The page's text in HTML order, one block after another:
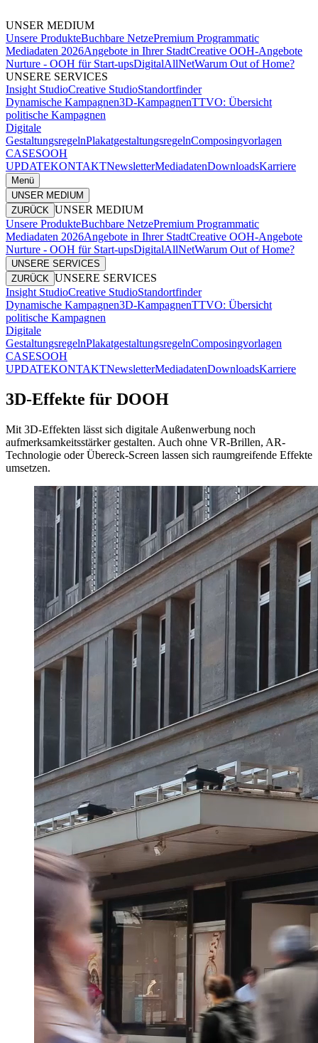
UNSER MEDIUM
Unsere ProdukteBuchbare NetzePremium Programmatic
Mediadaten 2026Angebote in Ihrer StadtCreative OOH-Angebote
Nurture - OOH für Start-upsDigitalAllNetWarum Out of Home?
UNSERE SERVICES
Insight StudioCreative StudioStandortfinder
Dynamische Kampagnen3D-KampagnenTTVO: Übersicht
politische Kampagnen
Digitale
GestaltungsregelnPlakatgestaltungsregelnComposingvorlagen
CASESOOH
UPDATEKONTAKTNewsletterMediadatenDownloadsKarriere
Menü
UNSER MEDIUM
ZURÜCK UNSER MEDIUM
Unsere ProdukteBuchbare NetzePremium Programmatic
Mediadaten 2026Angebote in Ihrer StadtCreative OOH-Angebote
Nurture - OOH für Start-upsDigitalAllNetWarum Out of Home?
UNSERE SERVICES
ZURÜCK UNSERE SERVICES
Insight StudioCreative StudioStandortfinder
Dynamische Kampagnen3D-KampagnenTTVO: Übersicht
politische Kampagnen
Digitale
GestaltungsregelnPlakatgestaltungsregelnComposingvorlagen
CASESOOH
UPDATEKONTAKTNewsletterMediadatenDownloadsKarriere
3D-Effekte für DOOH
Mit 3D-Effekten lässt sich digitale Außenwerbung noch
aufmerksamkeitsstärker gestalten. Auch ohne VR-Brillen, AR-
Technologie oder Übereck-Screen lassen sich raumgreifende Effekte
umsetzen.